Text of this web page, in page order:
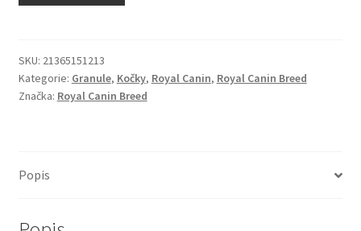
Odpočívadla pro kočky
Pamlsky pro kočky
SKU: 21365151213
Kategorie: Granule, Kočky, Royal Canin, Royal Canin Breed
Značka: Royal Canin Breed
Popis